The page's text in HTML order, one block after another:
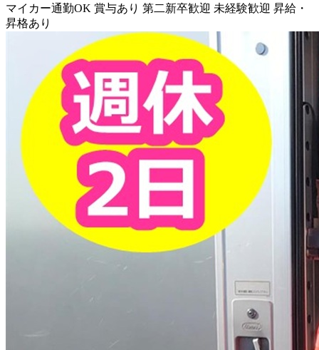
マイカー通勤OK 賞与あり 第二新卒歓迎 未経験歓迎 昇給・
昇格あり